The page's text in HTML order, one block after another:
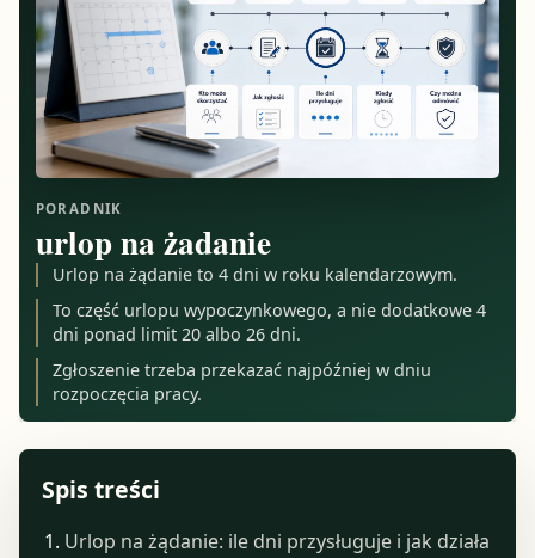
PORADNIK
urlop na żadanie
Urlop na żądanie to 4 dni w roku kalendarzowym.
To część urlopu wypoczynkowego, a nie dodatkowe 4
dni ponad limit 20 albo 26 dni.
Zgłoszenie trzeba przekazać najpóźniej w dniu
rozpoczęcia pracy.
Spis treści
Urlop na żądanie: ile dni przysługuje i jak działa